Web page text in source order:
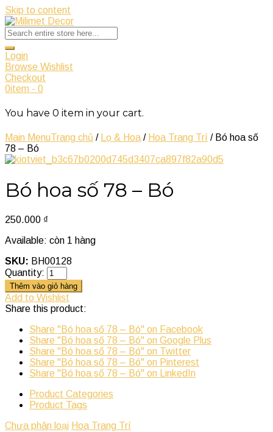
Skip to content
Login
Browse Wishlist
Checkout
0item - 0
You have 0 item in your cart.
Main MenuTrang chủ / Lọ & Hoa / Hoa Trang Trí / Bó hoa số
78 – Bó
Bó hoa số 78 – Bó
250.000 ₫
Available: còn 1 hàng
SKU: BH00128
Quantity:
Thêm vào giỏ hàng
Add to Wishlist
Share this product:
Share "Bó hoa số 78 – Bó" on Facebook
Share "Bó hoa số 78 – Bó" on Google Plus
Share "Bó hoa số 78 – Bó" on Twitter
Share "Bó hoa số 78 – Bó" on Pinterest
Share "Bó hoa số 78 – Bó" on LinkedIn
Product Categories
Product Tags
Chưa phân loại Hoa Trang Trí